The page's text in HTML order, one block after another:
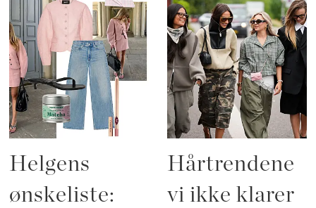
Helgens
ønskeliste:
Hårtrendene
vi ikke klarer